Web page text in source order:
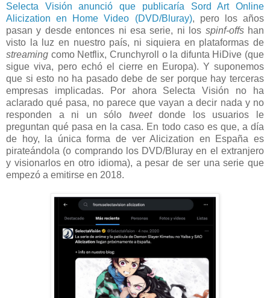
Selecta Visión anunció que publicaría Sord Art Online
Alicization en Home Video (DVD/Bluray), pero los años
pasan y desde entonces ni esa serie, ni los spinf-offshan
visto la luz en nuestro país, ni siquiera en plataformas de
streaming como Netflix, Crunchyroll o la difunta HiDive (que
sigue viva, pero echó el cierre en Europa). Y suponemos
que si esto no ha pasado debe de ser porque hay terceras
empresas implicadas. Por ahora Selecta Visión no ha
aclarado qué pasa, no parece que vayan a decir nada y no
responden a ni un sólo tweetdonde los usuarios le
preguntan qué pasa en la casa. En todo caso es que, a día
de hoy, la única forma de ver Alicization en España es
pirateándola (o comprando los DVD/Bluray en el extranjero
y visionarlos en otro idioma), a pesar de ser una serie que
empezó a emitirse en 2018.